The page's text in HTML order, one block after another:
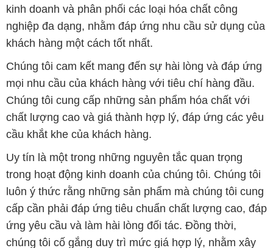
kinh doanh và phân phối các loại hóa chất công
nghiệp đa dạng, nhằm đáp ứng nhu cầu sử dụng của
khách hàng một cách tốt nhất.
Chúng tôi cam kết mang đến sự hài lòng và đáp ứng
mọi nhu cầu của khách hàng với tiêu chí hàng đầu.
Chúng tôi cung cấp những sản phẩm hóa chất với
chất lượng cao và giá thành hợp lý, đáp ứng các yêu
cầu khắt khe của khách hàng.
Uy tín là một trong những nguyên tắc quan trọng
trong hoạt động kinh doanh của chúng tôi. Chúng tôi
luôn ý thức rằng những sản phẩm mà chúng tôi cung
cấp cần phải đáp ứng tiêu chuẩn chất lượng cao, đáp
ứng yêu cầu và làm hài lòng đối tác. Đồng thời,
chúng tôi cố gắng duy trì mức giá hợp lý, nhằm xây